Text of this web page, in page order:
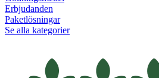
Erbjudanden
Paketlösningar
Se alla kategorier